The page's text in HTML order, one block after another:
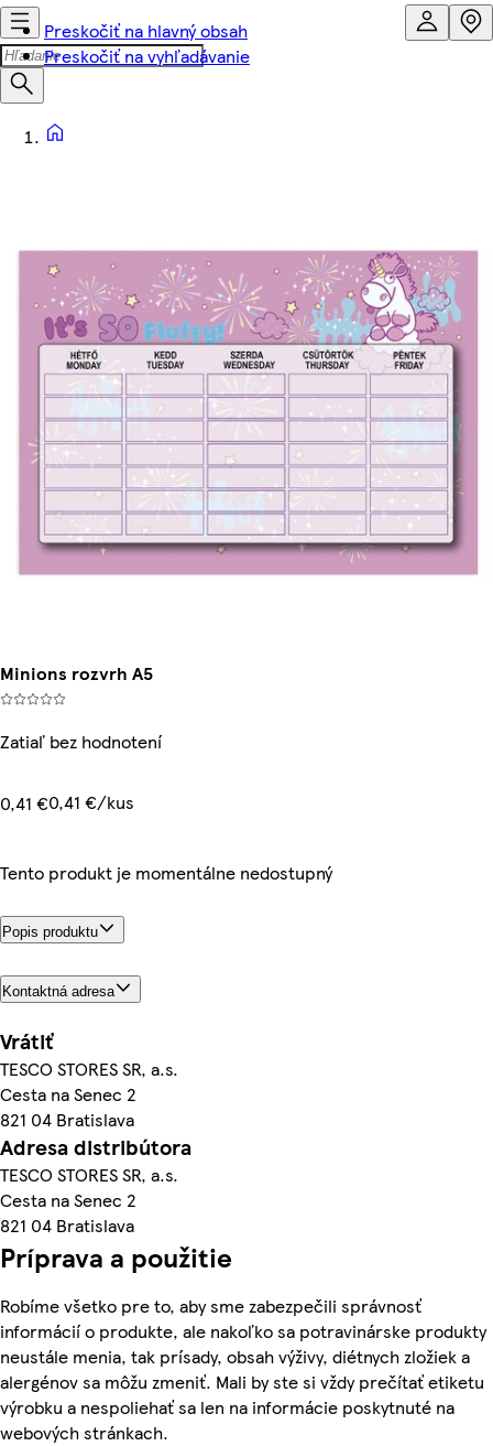
Preskočiť na hlavný obsah
Preskočiť na vyhľadávanie
Minions rozvrh A5
Zatiaľ bez hodnotení
0,41 €0,41 €/kus
Tento produkt je momentálne nedostupný
Popis produktu
Kontaktná adresa
Vrátiť
TESCO STORES SR, a.s.
Cesta na Senec 2
821 04 Bratislava
Adresa distribútora
TESCO STORES SR, a.s.
Cesta na Senec 2
821 04 Bratislava
Príprava a použitie
Robíme všetko pre to, aby sme zabezpečili správnosť
informácií o produkte, ale nakoľko sa potravinárske produkty
neustále menia, tak prísady, obsah výživy, diétnych zložiek a
alergénov sa môžu zmeniť. Mali by ste si vždy prečítať etiketu
výrobku a nespoliehať sa len na informácie poskytnuté na
webových stránkach.